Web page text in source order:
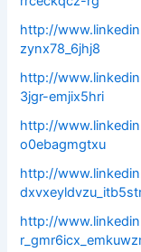
http://
zynx78_6jhj8
http://
3jgr-emjix5hri
http://
o0ebagmgtxu
http://
http://